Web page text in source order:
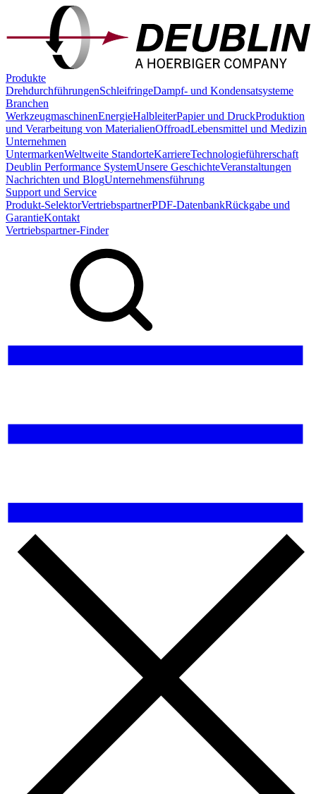
Produkte
DrehdurchführungenSchleifringeDampf- und Kondensatsysteme
Branchen
WerkzeugmaschinenEnergieHalbleiterPapier und DruckProduktion
und Verarbeitung von MaterialienOffroadLebensmittel und Medizin
Unternehmen
UntermarkenWeltweite StandorteKarriereTechnologieführerschaft
Deublin Performance SystemUnsere GeschichteVeranstaltungen
Nachrichten und BlogUnternehmensführung
Support und Service
Produkt-SelektorVertriebspartnerPDF-DatenbankRückgabe und
GarantieKontakt
Vertriebspartner-Finder